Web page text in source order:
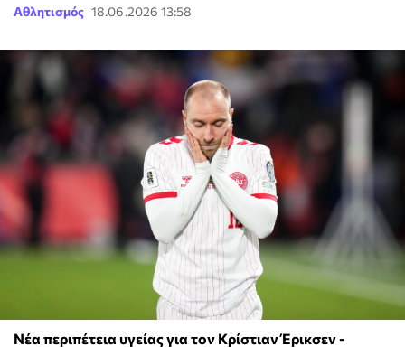
Αθλητισμός 18.06.2026 13:58
Νέα περιπέτεια υγείας για τον Κρίστιαν Έρικσεν -